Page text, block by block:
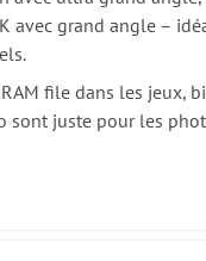
grand angle –
file dans les
juste pour les